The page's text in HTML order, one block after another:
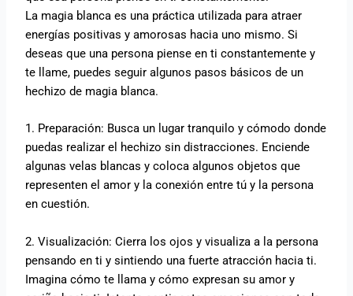
La magia blanca es una práctica utilizada para atraer
energías positivas y amorosas hacia uno mismo. Si
deseas que una persona piense en ti constantemente y
te llame, puedes seguir algunos pasos básicos de un
hechizo de magia blanca.
1. Preparación: Busca un lugar tranquilo y cómodo donde
puedas realizar el hechizo sin distracciones. Enciende
algunas velas blancas y coloca algunos objetos que
representen el amor y la conexión entre tú y la persona
en cuestión.
2. Visualización: Cierra los ojos y visualiza a la persona
pensando en ti y sintiendo una fuerte atracción hacia ti.
Imagina cómo te llama y cómo expresan su amor y